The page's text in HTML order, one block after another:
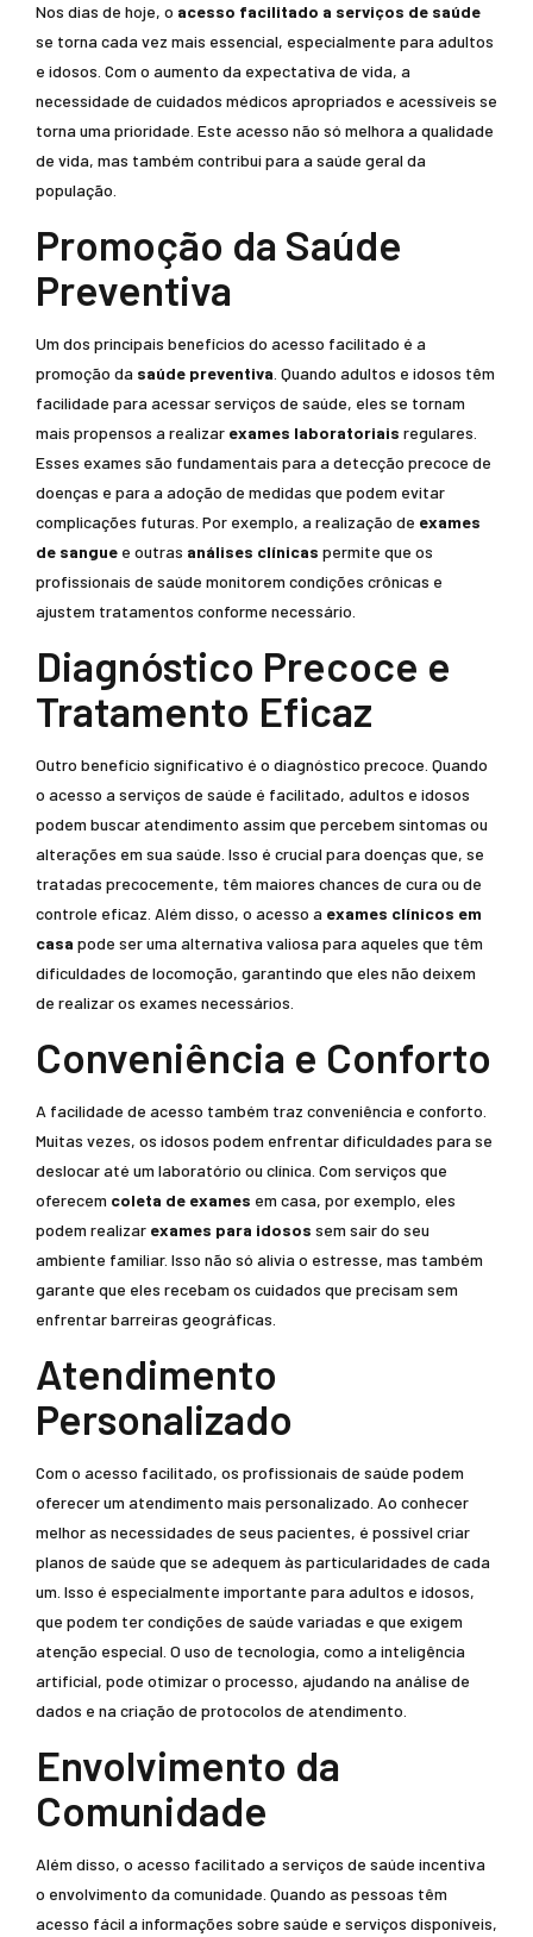
Nos dias de hoje, o acesso facilitado a serviços de saúde
se torna cada vez mais essencial, especialmente para adultos
e idosos. Com o aumento da expectativa de vida, a
necessidade de cuidados médicos apropriados e acessíveis se
torna uma prioridade. Este acesso não só melhora a qualidade
de vida, mas também contribui para a saúde geral da
população.
Promoção da Saúde
Preventiva
Um dos principais benefícios do acesso facilitado é a
promoção da saúde preventiva . Quando adultos e idosos têm
facilidade para acessar serviços de saúde, eles se tornam
mais propensos a realizar exames laboratoriais regulares.
Esses exames são fundamentais para a detecção precoce de
doenças e para a adoção de medidas que podem evitar
complicações futuras. Por exemplo, a realização de exames
de sangue e outras análises clínicas permite que os
profissionais de saúde monitorem condições crônicas e
ajustem tratamentos conforme necessário.
Diagnóstico Precoce e
Tratamento Eficaz
Outro benefício significativo é o diagnóstico precoce. Quando
o acesso a serviços de saúde é facilitado, adultos e idosos
podem buscar atendimento assim que percebem sintomas ou
alterações em sua saúde. Isso é crucial para doenças que, se
tratadas precocemente, têm maiores chances de cura ou de
controle eficaz. Além disso, o acesso a exames clínicos em
casa pode ser uma alternativa valiosa para aqueles que têm
dificuldades de locomoção, garantindo que eles não deixem
de realizar os exames necessários.
Conveniência e Conforto
A facilidade de acesso também traz conveniência e conforto.
Muitas vezes, os idosos podem enfrentar dificuldades para se
deslocar até um laboratório ou clínica. Com serviços que
oferecem coleta de exames em casa, por exemplo, eles
podem realizar exames para idosos sem sair do seu
ambiente familiar. Isso não só alivia o estresse, mas também
garante que eles recebam os cuidados que precisam sem
enfrentar barreiras geográficas.
Atendimento
Personalizado
Com o acesso facilitado, os profissionais de saúde podem
oferecer um atendimento mais personalizado. Ao conhecer
melhor as necessidades de seus pacientes, é possível criar
planos de saúde que se adequem às particularidades de cada
um. Isso é especialmente importante para adultos e idosos,
que podem ter condições de saúde variadas e que exigem
atenção especial. O uso de tecnologia, como a inteligência
artificial, pode otimizar o processo, ajudando na análise de
dados e na criação de protocolos de atendimento.
Envolvimento da
Comunidade
Além disso, o acesso facilitado a serviços de saúde incentiva
o envolvimento da comunidade. Quando as pessoas têm
acesso fácil a informações sobre saúde e serviços disponíveis,